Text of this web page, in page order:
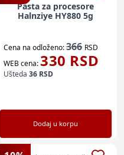
Pasta za procesore
Halnziye HY880 5g
Cena na odloženo:366 RSD
WEB cena:330 RSD
Ušteda 36 RSD
Dodaj u korpu